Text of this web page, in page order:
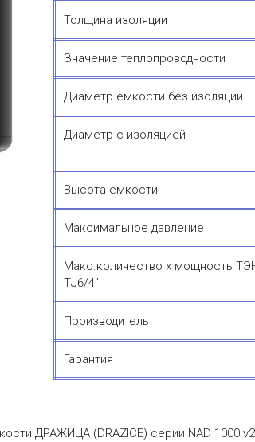
Толщина изоляции
Значение теплопроводности
Диаметр емкости без изоляции
Диаметр с изоляцией
Высота емкости
Максимальное давление
Макс.количество х мощность
ТJ6/4"
Производитель
Гарантия
ДРАЖИЦА (DRAZICE) серии NAD 1000